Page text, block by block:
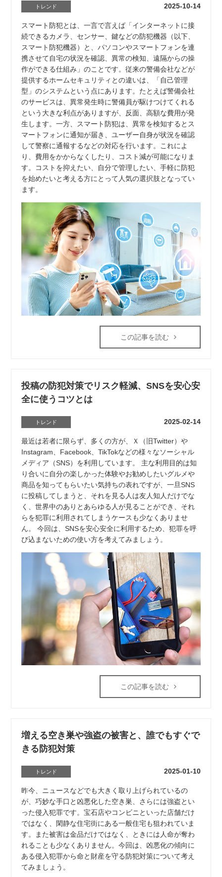
トレンド 2025-10-14
スマート防犯とは、一言で言えば「インターネットに接
続できるカメラ、センサー、鍵などの防犯機器（以下、
スマート防犯機器）と、パソコンやスマートフォンを連
携させて自宅の状況を確認、異常の検知、遠隔からの操
作ができる仕組み」のことです。従来の警備会社などが
提供するホームセキュリティとの違いは、「自己管理
型」のシステムという点にあります。たとえば警備会社
のサービスは、異常発生時に警備員が駆けつけてくれる
という大きな利点がありますが、反面、高額な費用が発
生します。一方、スマート防犯は、異常を検知するとス
マートフォンに通知が届き、ユーザー自身が状況を確認
して警察に通報するなどの対応を行います。これによ
り、費用をかからなくしたり、コスト減が可能になりま
す。コストを抑えたい、自分で管理したい、手軽に防犯
を始めたいと考える方にとって人気の選択肢となってい
ます。
この記事を読む
投稿の防犯対策でリスク軽減、SNSを安心安
全に使うコツとは
トレンド 2025-02-14
最近は若者に限らず、多くの方が、Ｘ（旧Twitter）や
Instagram、Facebook、TikTokなどの様々なソーシャル
メディア（SNS）を利用しています。 主な利用目的は知
り合いに自分の楽しかった体験やお勧めしたいグルメや
商品を知ってもらいたい気持ちの表れですが、一旦SNS
に投稿してしまうと、それを見る人は友人知人だけでな
く、世界中のありとあらゆる人が見ることができ、それ
らを犯罪に利用されてしまうケースも少なくありませ
ん。 今回は、SNSを安心安全に利用するため、犯罪を呼
び込まないための使い方を考えてみましょう。
この記事を読む
増える空き巣や強盗の被害と、誰でもすぐで
きる防犯対策
トレンド 2025-01-10
昨今、ニュースなどでも大きく取り上げられているの
が、巧妙な手口と凶悪化した空き巣、さらには強盗とい
った侵入犯罪です。宝石店やコンビニといった店舗だけ
ではなく、閑静な住宅街にある一般住宅も狙われていま
す。また被害は金品だけではなく、ときには人命が奪わ
れることも少なくありません。今回は、凶悪化の傾向に
ある侵入犯罪から命と財産を守る防犯対策について考え
てみましょう。